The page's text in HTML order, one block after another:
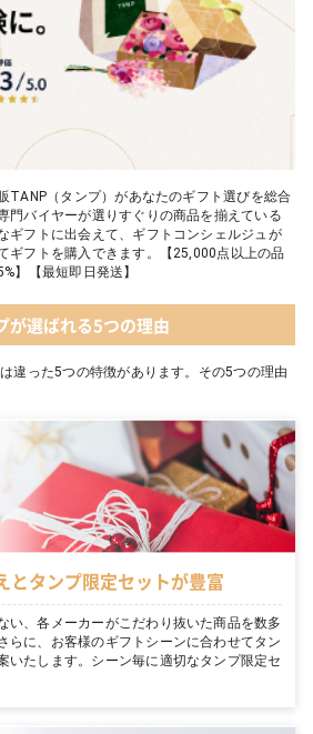
TANP（タンプ）があなたのギフト選びを総合
門バイヤーが選りすぐりの商品を揃えている
ギフトに出会えて、ギフトコンシェルジュが
ギフトを購入できます。【25,000点以上の品
】【最短即日発送】
が選ばれる5つの理由
違った5つの特徴があります。その5つの理由
とタンプ限定セットが豊富
い、各メーカーがこだわり抜いた商品を数多
らに、お客様のギフトシーンに合わせてタン
いたします。シーン毎に適切なタンプ限定セ